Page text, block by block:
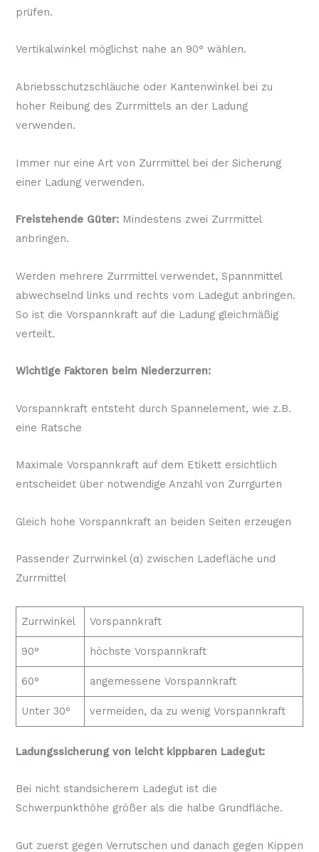
prüfen.
Vertikalwinkel möglichst nahe an 90° wählen.
Abriebsschutzschläuche oder Kantenwinkel bei zu
hoher Reibung des Zurrmittels an der Ladung
verwenden.
Immer nur eine Art von Zurrmittel bei der Sicherung
einer Ladung verwenden.
Freistehende Güter:Mindestens zwei Zurrmittel
anbringen.
Werden mehrere Zurrmittel verwendet, Spannmittel
abwechselnd links und rechts vom Ladegut anbringen.
So ist die Vorspannkraft auf die Ladung gleichmäßig
verteilt.
Wichtige Faktoren beim Niederzurren:
Vorspannkraft entsteht durch Spannelement, wie z.B.
eine Ratsche
Maximale Vorspannkraft auf dem Etikett ersichtlich
entscheidet über notwendige Anzahl von Zurrgurten
Gleich hohe Vorspannkraft an beiden Seiten erzeugen
Passender Zurrwinkel (α) zwischen Ladefläche und
Zurrmittel
Zurrwinkel Vorspannkraft
90° höchste Vorspannkraft
60° angemessene Vorspannkraft
Unter 30° vermeiden, da zu wenig Vorspannkraft
Ladungssicherung von leicht kippbaren Ladegut:
Bei nicht standsicherem Ladegut ist die
Schwerpunkthöhe größer als die halbe Grundfläche.
Gut zuerst gegen Verrutschen und danach gegen Kippen